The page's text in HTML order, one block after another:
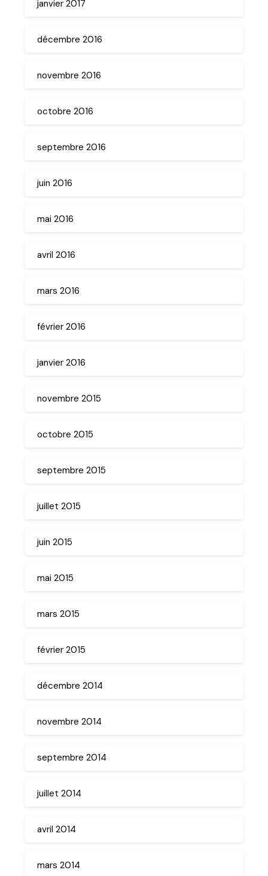
janvier 2017
décembre 2016
novembre 2016
octobre 2016
septembre 2016
juin 2016
mai 2016
avril 2016
mars 2016
février 2016
janvier 2016
novembre 2015
octobre 2015
septembre 2015
juillet 2015
juin 2015
mai 2015
mars 2015
février 2015
décembre 2014
novembre 2014
septembre 2014
juillet 2014
avril 2014
mars 2014